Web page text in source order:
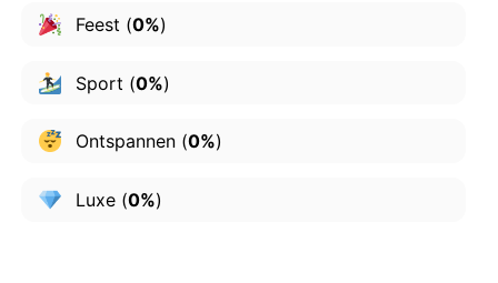
Feest (0%)
Sport (0%)
Ontspannen(0%)
Luxe(0%)